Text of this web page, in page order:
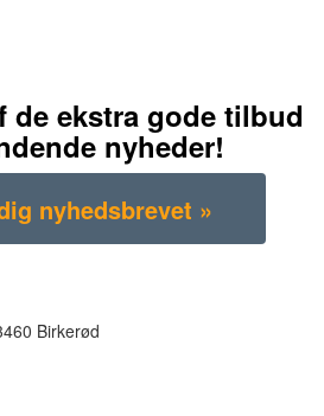
de ekstra gode tilbud
nyheder!
Birkerød